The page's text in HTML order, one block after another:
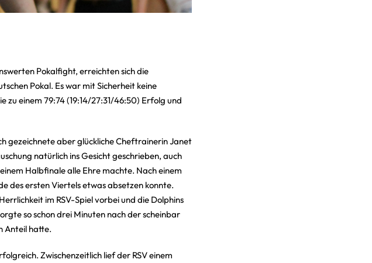
Pokalfight, erreichten sich die
Pokal. Es war mit Sicherheit keine
einem 79:74 (19:14/27:31/46:50) Erfolg und
gezeichnete aber glückliche Cheftrainerin Janet
natürlich ins Gesicht geschrieben, auch
Halbfinale alle Ehre machte. Nach einem
des ersten Viertels etwas absetzen konnte.
im RSV-Spiel vorbei und die Dolphins
so schon drei Minuten nach der scheinbar
Anteil hatte.
Zwischenzeitlich lief der RSV einem